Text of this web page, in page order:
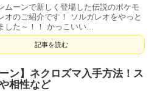
ムーンで新しく登場した伝説のポケモ
オのご紹介です！ ソルガレオをやっと
した～！！ かっこいい...
記事を読む
ーン】ネクロズマ入手方法！ス
相性など